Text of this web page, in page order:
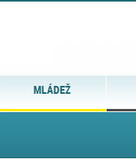
MLÁDEŽ